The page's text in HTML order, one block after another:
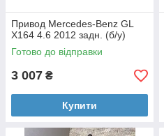
Привод Mercedes-Benz GL
X164 4.6 2012 задн. (б/у)
Готово до відправки
3 007 ₴
Купити